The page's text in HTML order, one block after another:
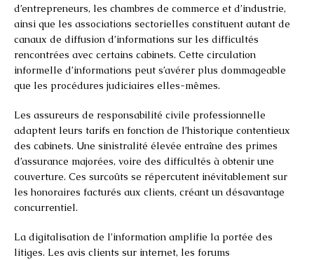
d’entrepreneurs, les chambres de commerce et d’industrie,
ainsi que les associations sectorielles constituent autant de
canaux de diffusion d’informations sur les difficultés
rencontrées avec certains cabinets. Cette circulation
informelle d’informations peut s’avérer plus dommageable
que les procédures judiciaires elles-mêmes.
Les assureurs de responsabilité civile professionnelle
adaptent leurs tarifs en fonction de l’historique contentieux
des cabinets. Une sinistralité élevée entraîne des primes
d’assurance majorées, voire des difficultés à obtenir une
couverture. Ces surcoûts se répercutent inévitablement sur
les honoraires facturés aux clients, créant un désavantage
concurrentiel.
La digitalisation de l’information amplifie la portée des
litiges. Les avis clients sur internet, les forums